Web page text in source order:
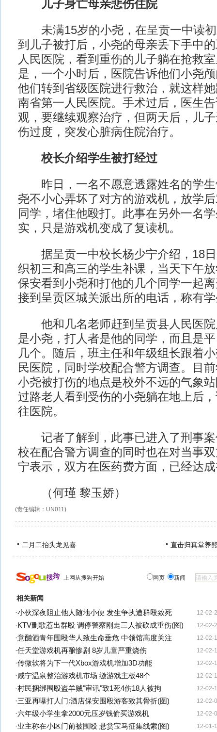
儿子身亡母亲悲伤住院
未满15岁的小尧，在呈贡一中读初
到儿子被打后，小尧的母亲丢下手中
人民医院，看到重伤的儿子躺在抢救
是，一个小时后，医院告诉他们小尧
他们转到省级医院进行救治，就这样
南省第一人民医院。手术过后，医生
观，要继续观察治疗，但两天后，儿
伤过度，突发心脏病住院治疗。
校长介绍学生被打经过
昨日，一名不愿意透露姓名的学生
尧不小心弄坏了对方的游戏机，放学
同学，堵住他殴打。此事在另外一名
实，只是游戏机变成了复读机。
据呈贡一中校长杨少宁介绍，18日
织初三和高三的学生补课，当天下午
保安看到小尧和打他的几个同学一起
接到呈贡区城关派出所的电话，称有
他和几名老师赶到呈贡县人民医院
是小尧，打人者是他的同学，而且是
几个。随后，班主任和年级组长跟着
民医院，同时学校配合警方调查。目
小尧被打伤的地点是校外不远的气象
过路老人看到受伤的小尧躺在地上后
往医院。
记者了解到，此事已进入了刑事案
校在配合警方调查的同时也在对当事
宁表示，双方在医药费方面，已经达
（何瑾 黎玉娇）
(责任编辑：UN011)
二月二抬头龙见喜 直击归真堂养
上网从搜狗开始 网页 新闻
相关新闻
12-02-
·小伙深夜阻止他人随地小便 发生争执遭群殴致死
12-02-
·KTV删歌惹出群殴 调停警察刚走三人被砍成重伤(图)
12-02-
·意酗酒青年围殴华人致生命垂危 中领馆高度关注
12-02-
·任天堂游戏机再酿惨剧 8岁儿童严重烧伤
12-02-
·传微软将为下一代Xbox游戏机增加3D功能
12-02-
·咸宁温泉整治游戏机市场 缴游戏主板48个
12-02-
·村民捆绑围殴盗羊贼"审讯"致1死4伤18人被拘
12-02-
·三亚再曝打人门:酒店保安围殴游客致其骨折(图)
12-02-
·六年级小学生拿2000元压岁钱偷买游戏机
12-01-
·业主称在小区门前被围殴 悬赏宝马征集线索(图)